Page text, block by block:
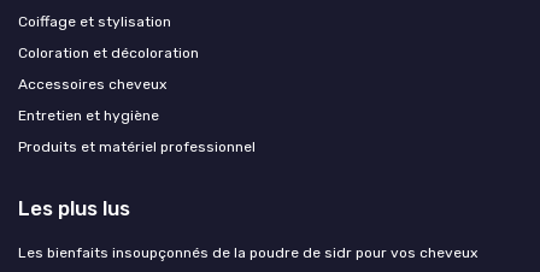
Coiffage et stylisation
Coloration et décoloration
Accessoires cheveux
Entretien et hygiène
Produits et matériel professionnel
Les plus lus
Les bienfaits insoupçonnés de la poudre de sidr pour vos cheveux